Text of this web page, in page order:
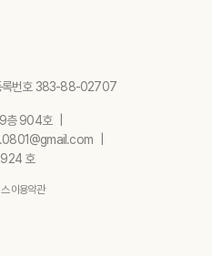
번호 383-88-02707
9층 904호
호
이용약관